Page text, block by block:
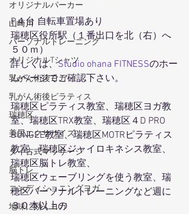
オリジナルパーカー
山崎川
パーソナルトレーニング
オリジナルTシャツ
乳がん術後ヨガ
乳がん術後ピラティス
瑞穂区
美尻エクササイズ
タイ古式マッサージ
脳トレ
コンディショニングヨガ
地味に効くヨガ
P４台 自転車置場あり
瑞穂区役所駅（１番出口を北（右）へ
５０ｍ）
詳しくは、Studio ohana FITNESSのホー
ムページでご確認下さい。
瑞穂区ピラティス教室、瑞穂区ヨガ教
室、瑞穂区TRX教室、瑞穂区４D PRO
BUNGEE教室、瑞穂区MOTRピラティス
教室、瑞穂区ジャイロキネシス教室、
瑞穂区脳トレ教室、
瑞穂区ウェーブリングを使う教室、瑞
穂区パーソナルトレーニングなど週に
３０本以上の